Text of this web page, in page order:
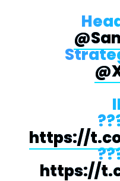
https://
https://